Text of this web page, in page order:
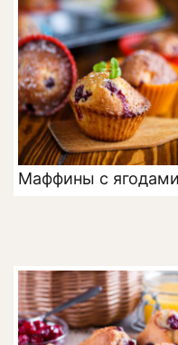
Маффины с ягодами